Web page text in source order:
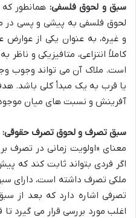
سبق و لحوق فلسفی: همانطور
لحوق فلسفی به پیشی و پسی در
و غیره، به عنوان یکی از
کاملاً انتزاعی، متافیزیکی و
است. ملاک آن می تواند وجوب
یا قرب به یک مبدأ کلی باشد.
آفرینش و نسبت های میان
سبق تصرف و لحوق تصرف حقوقی:
معنای «اولویت زمانی در تصرف
اگر فردی بتواند ثابت کند که
ملکی تصرف داشته است، دارای
تصرفی اشاره دارد که بعد از
اغلب مورد بررسی قرار می گیرد تا